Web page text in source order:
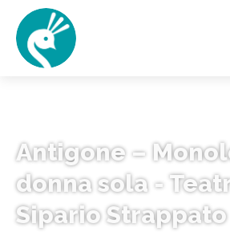
Antigone –
donna sola -
Sipario Strappato